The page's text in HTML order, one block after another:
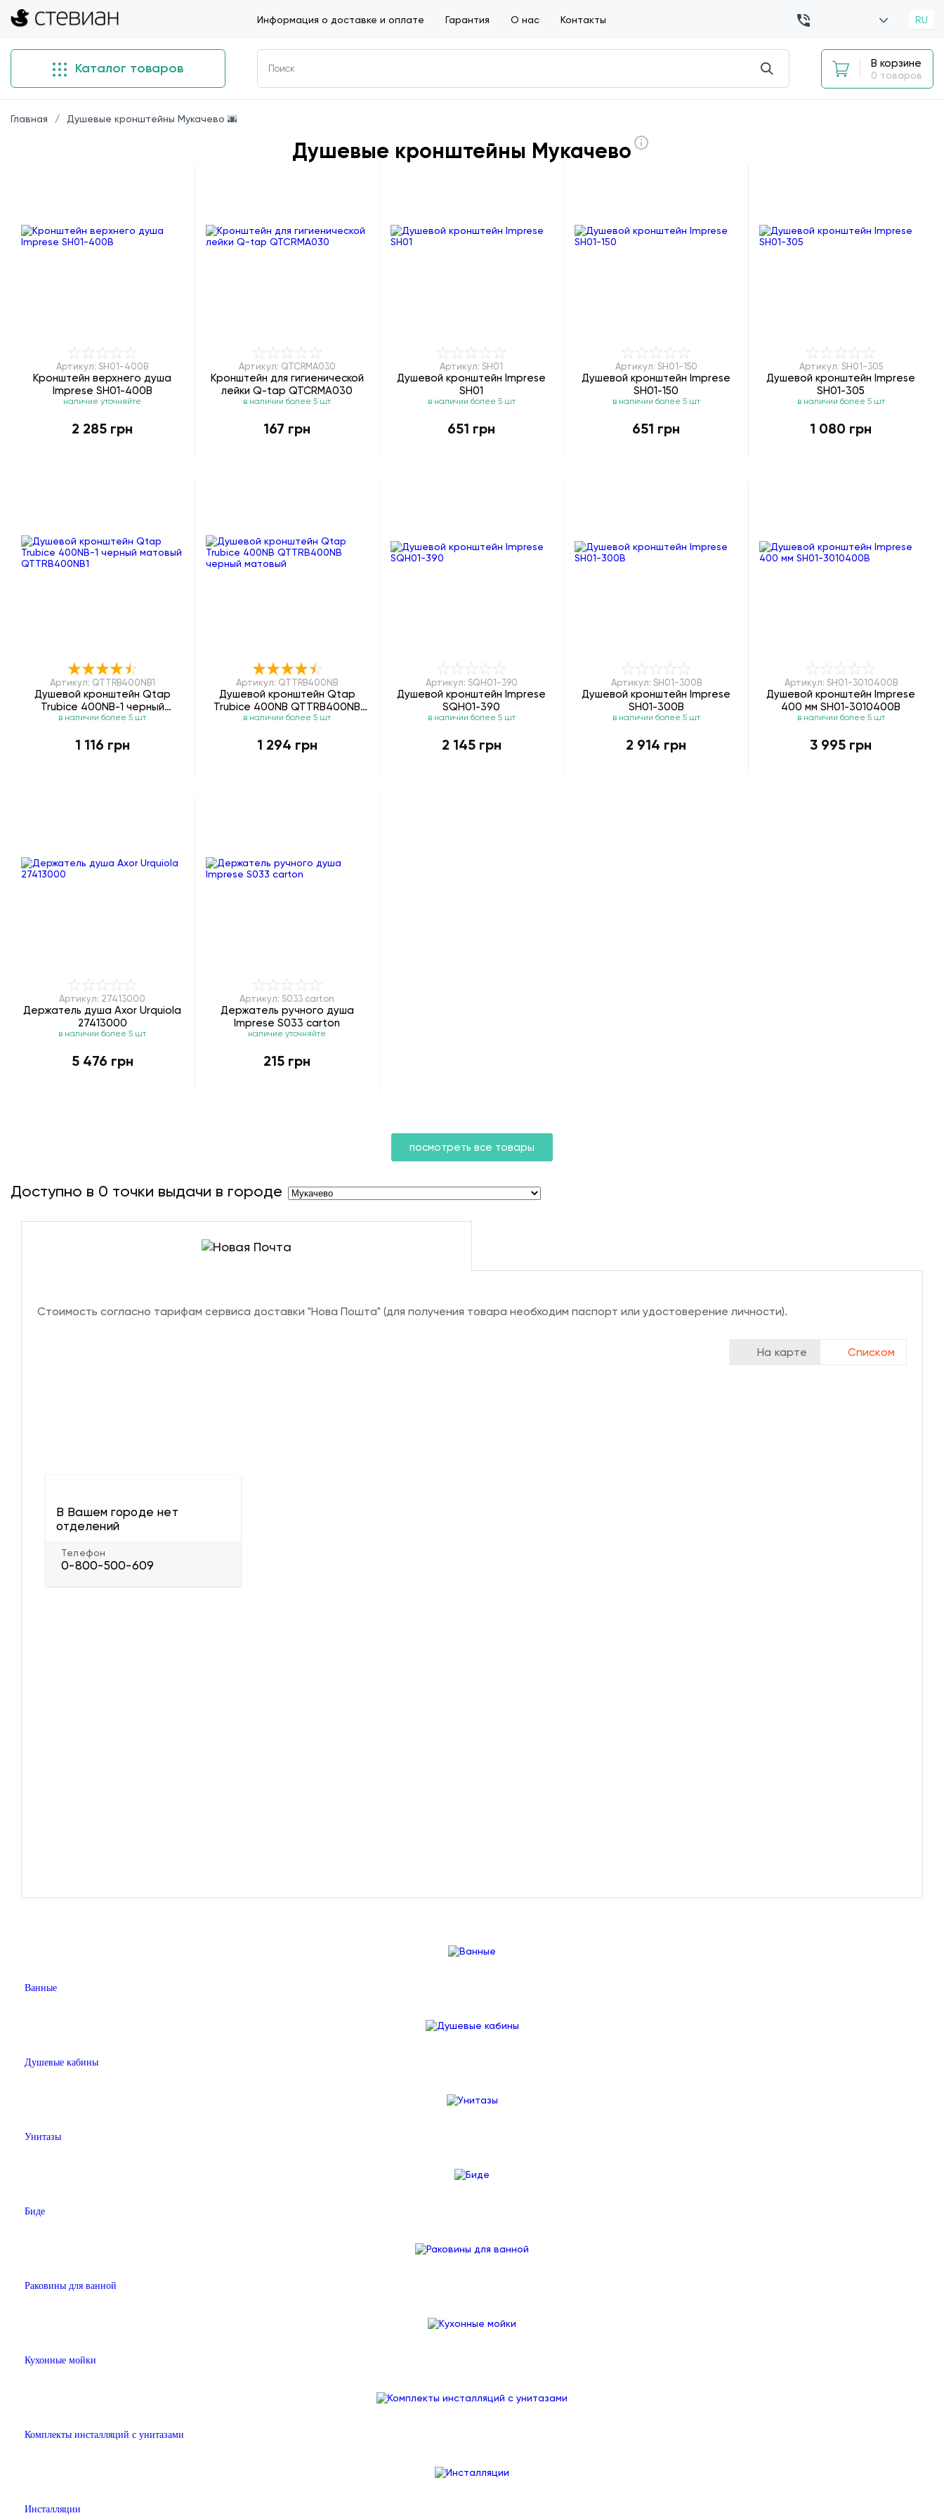
Информация о доставке и оплате Гарантия О нас Контакты RU
Каталог товаров В корзине
0 товаров
Главная Душевые кронштейны Мукачево 🌆
Душевые кронштейны Мукачево
Артикул: SH01-400B
Кронштейн верхнего душа
Imprese SH01-400B
наличие уточняйте
2 285 грн
Артикул: QTCRMA030
Кронштейн для гигиенической
лейки Q-tap QTCRMA030
в наличии более 5 шт
167 грн
Артикул: SH01
Душевой кронштейн Imprese
SH01
в наличии более 5 шт
651 грн
Артикул: SH01-150
Душевой кронштейн Imprese
SH01-150
в наличии более 5 шт
651 грн
Артикул: SH01-305
Душевой кронштейн Imprese
SH01-305
в наличии более 5 шт
1 080 грн
Артикул: QTTRB400NB1
Душевой кронштейн Qtap
Trubice 400NB-1 черный
матовый QTTRB400NB1
в наличии более 5 шт
1 116 грн
Артикул: QTTRB400NB
Душевой кронштейн Qtap
Trubice 400NB QTTRB400NB
черный матовый
в наличии более 5 шт
1 294 грн
Артикул: SQH01-390
Душевой кронштейн Imprese
SQH01-390
в наличии более 5 шт
2 145 грн
Артикул: SH01-300B
Душевой кронштейн Imprese
SH01-300B
в наличии более 5 шт
2 914 грн
Артикул: SH01-3010400B
Душевой кронштейн Imprese
400 мм SH01-3010400B
в наличии более 5 шт
3 995 грн
Артикул: 27413000
Держатель душа Axor Urquiola
27413000
в наличии более 5 шт
5 476 грн
Артикул: S033 carton
Держатель ручного душа
Imprese S033 carton
наличие уточняйте
215 грн
посмотреть все товары
Доступно в 0 точки выдачи в городе
Стоимость согласно тарифам сервиса доставки "Нова Пошта" (для получения товара необходим паспорт или удостоверение личности).
На карте Списком
В Вашем городе нет
отделений
Телефон
0-800-500-609
Ванные
Душевые кабины
Унитазы
Биде
Раковины для ванной
Кухонные мойки
Комплекты инсталляций с унитазами
Инсталляции